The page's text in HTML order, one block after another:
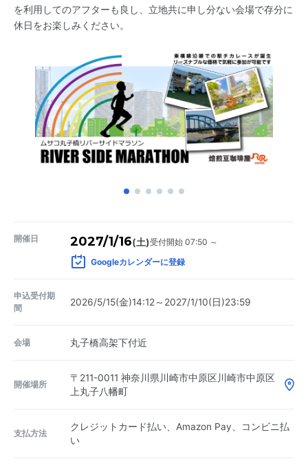
を利用してのアフターも良し、立地共に申し分ない会場で存分に
休日をお楽しみください。
開催日 2027/1/16(土)受付開始 07:50 ～
Googleカレンダーに登録
申込受付期
間
2026/5/15(金)14:12～2027/1/10(日)23:59
会場 丸子橋高架下付近
開催場所
〒211-0011 神奈川県川崎市中原区川崎市中原区
上丸子八幡町
支払方法
クレジットカード払い、Amazon Pay、コンビニ払
い